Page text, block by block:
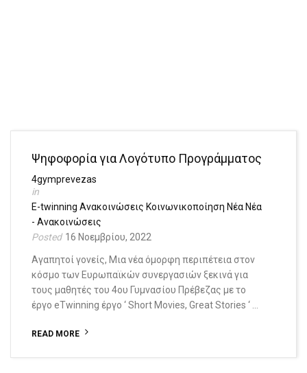
Ψηφοφορία για Λογότυπο Προγράμματος
4gymprevezas
E-twinning Ανακοινώσεις Κοινωνικοποίηση Νέα Νέα
- Ανακοινώσεις
16 Νοεμβρίου, 2022
Αγαπητοί γονείς, Μια νέα όμορφη περιπέτεια στον
κόσμο των Ευρωπαϊκών συνεργασιών ξεκινά για
τους μαθητές του 4ου Γυμνασίου Πρέβεζας με το
έργο eTwinning έργο ‘ Short Movies, Great Stories ‘ …
READ MORE